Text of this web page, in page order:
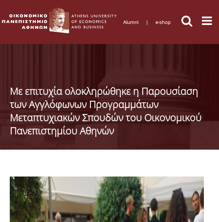
Alumni | e-shop
Με επιτυχία ολοκληρώθηκε η Παρουσίαση
των Αγγλόφωνων Προγραμμάτων
Μεταπτυχιακών Σπουδών του Οικονομικού
Πανεπιστημίου Αθηνών